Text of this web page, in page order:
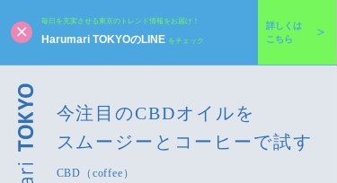
毎日を充実させる東京のトレンド情報をお届け！
Harumari TOKYOのLINE をチェック
詳しくは
こちら
今注目のCBDオイルを
スムージーとコーヒーで試す
CBD（coffee）